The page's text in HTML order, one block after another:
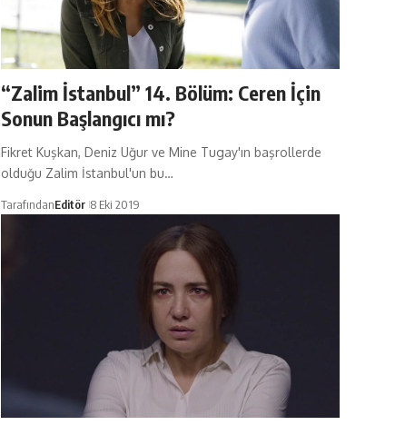
“Zalim İstanbul” 14. Bölüm: Ceren İçin
Sonun Başlangıcı mı?
Fikret Kuşkan, Deniz Uğur ve Mine Tugay'ın başrollerde
olduğu Zalim İstanbul'un bu…
TarafındanEditör 8 Eki 2019